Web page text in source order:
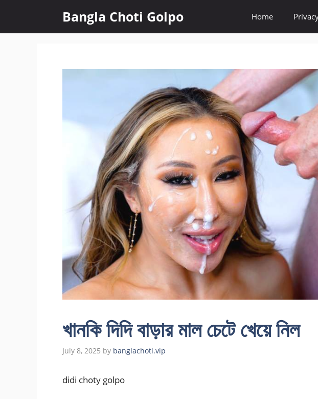
content
Bangla Choti Golpo Home
খানকি দিদি বাড়ার মাল চেটে খেয়ে নিল
July 8, 2025 by banglachoti.vip
didi choty golpo